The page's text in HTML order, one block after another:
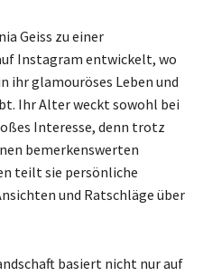
Geiss zu einer
Instagram entwickelt, wo
ihr glamouröses Leben und
Ihr Alter weckt sowohl bei
Interesse, denn trotz
bemerkenswerten
teilt sie persönliche
und Ratschläge über
basiert nicht nur auf